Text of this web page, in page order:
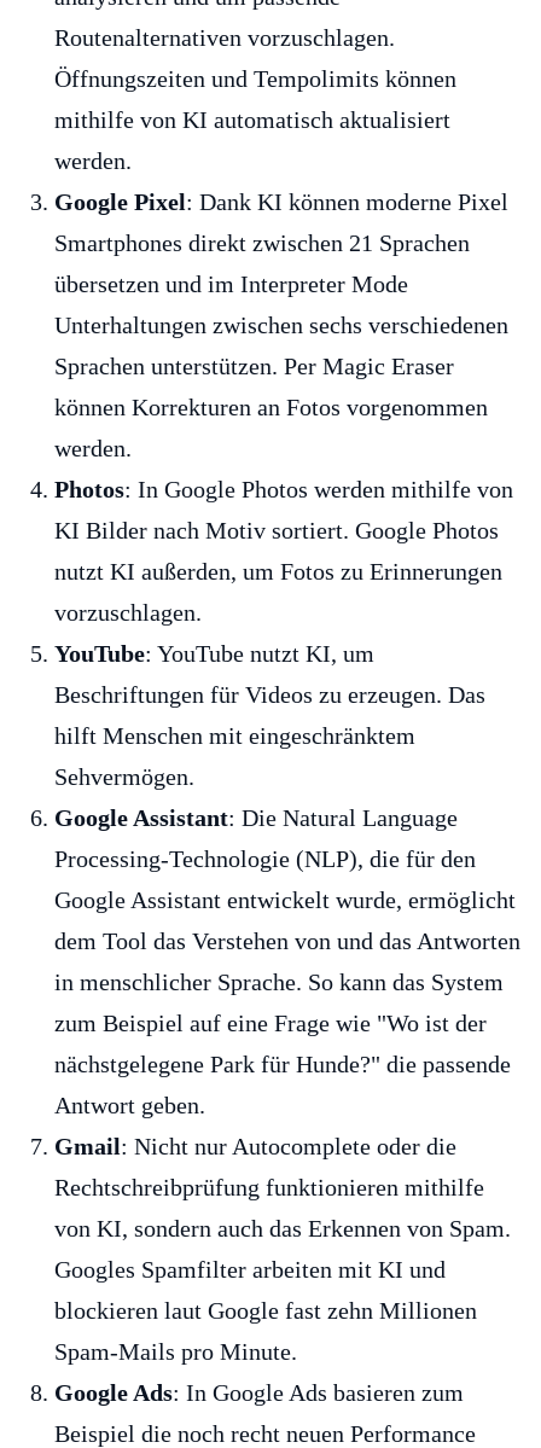
Routenalternativen vorzuschlagen.
Öffnungszeiten und Tempolimits können
mithilfe von KI automatisch aktualisiert
werden.
Google Pixel: Dank KI können moderne Pixel
Smartphones direkt zwischen 21 Sprachen
übersetzen und im Interpreter Mode
Unterhaltungen zwischen sechs verschiedenen
Sprachen unterstützen. Per Magic Eraser
können Korrekturen an Fotos vorgenommen
werden.
Photos: In Google Photos werden mithilfe von
KI Bilder nach Motiv sortiert. Google Photos
nutzt KI außerden, um Fotos zu Erinnerungen
vorzuschlagen.
YouTube: YouTube nutzt KI, um
Beschriftungen für Videos zu erzeugen. Das
hilft Menschen mit eingeschränktem
Sehvermögen.
Google Assistant: Die Natural Language
Processing-Technologie (NLP), die für den
Google Assistant entwickelt wurde, ermöglicht
dem Tool das Verstehen von und das Antworten
in menschlicher Sprache. So kann das System
zum Beispiel auf eine Frage wie "Wo ist der
nächstgelegene Park für Hunde?" die passende
Antwort geben.
Gmail: Nicht nur Autocomplete oder die
Rechtschreibprüfung funktionieren mithilfe
von KI, sondern auch das Erkennen von Spam.
Googles Spamfilter arbeiten mit KI und
blockieren laut Google fast zehn Millionen
Spam-Mails pro Minute.
Google Ads: In Google Ads basieren zum
Beispiel die noch recht neuen Performance